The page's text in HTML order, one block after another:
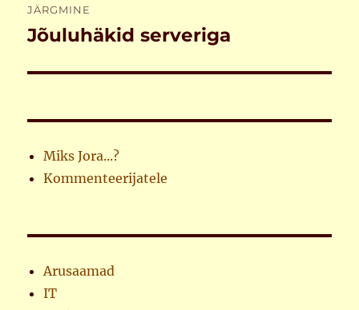
JÄRGMINE
Järgmine
Jõuluhäkid serveriga
Miks Jora...?
Kommenteerijatele
Arusaamad
IT